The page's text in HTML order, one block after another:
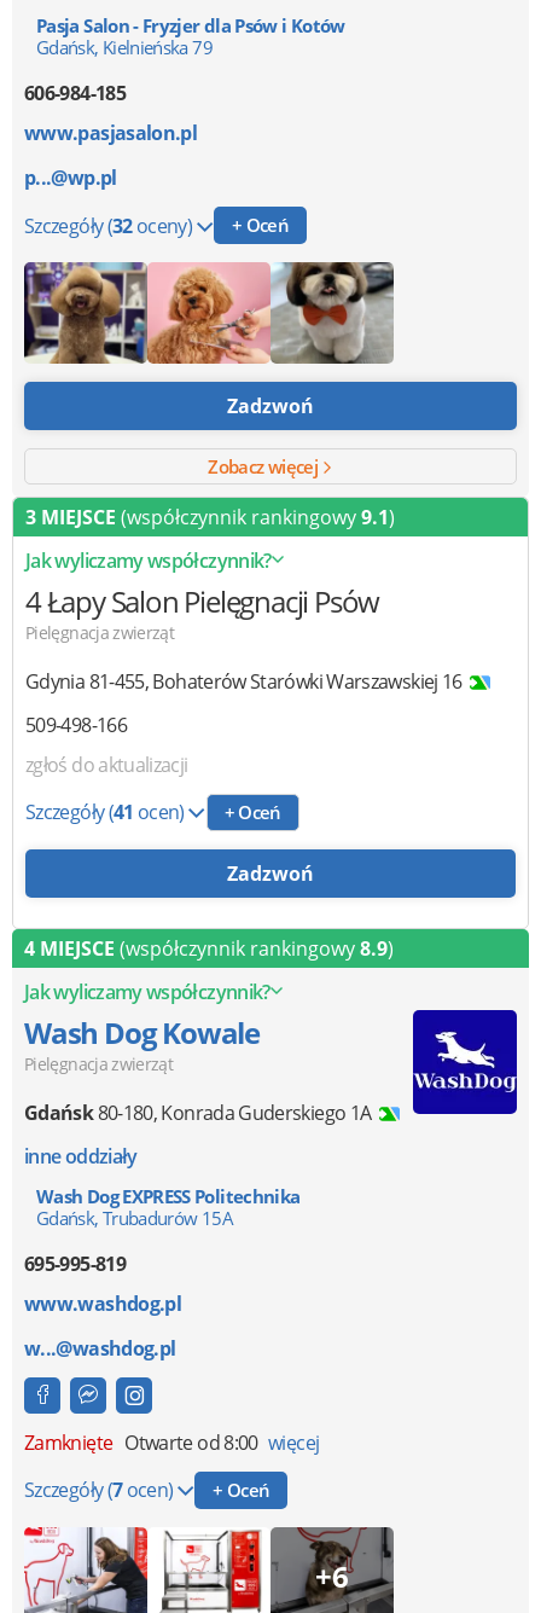
Pasja Salon - Fryzjer dla Psów i Kotów
Gdańsk, Kielnieńska 79
606-984-185
www.pasjasalon.pl
p...@wp.pl
Szczegóły(32oceny) + Oceń
Zadzwoń
Zobacz więcej
3 MIEJSCE (współczynnik rankingowy9.1)
Jak wyliczamy współczynnik?
4 ŁapySalon Pielęgnacji Psów
Pielęgnacja zwierząt
Gdynia81-455,Bohaterów Starówki Warszawskiej 16
509-498-166
zgłoś do aktualizacji
Szczegóły(41 ocen) + Oceń
Zadzwoń
4 MIEJSCE (współczynnik rankingowy8.9)
Jak wyliczamy współczynnik?
Wash Dog Kowale
Pielęgnacja zwierząt
Gdańsk80-180,Konrada Guderskiego 1A
inne oddziały
Wash Dog EXPRESS Politechnika
Gdańsk, Trubadurów 15A
695-995-819
www.washdog.pl
w...@washdog.pl
Zamknięte Otwarte od 8:00 więcej
Szczegóły(7ocen) + Oceń
+6